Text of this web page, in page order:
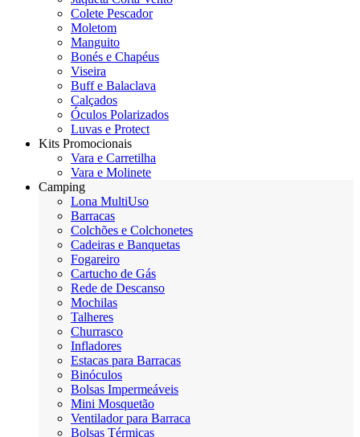
Colete Pescador
Moletom
Manguito
Bonés e Chapéus
Viseira
Buff e Balaclava
Calçados
Óculos Polarizados
Luvas e Protect
Kits Promocionais
Vara e Carretilha
Vara e Molinete
Camping
Lona MultiUso
Barracas
Colchões e Colchonetes
Cadeiras e Banquetas
Fogareiro
Cartucho de Gás
Rede de Descanso
Mochilas
Talheres
Churrasco
Infladores
Estacas para Barracas
Binóculos
Bolsas Impermeáveis
Mini Mosquetão
Ventilador para Barraca
Bolsas Térmicas